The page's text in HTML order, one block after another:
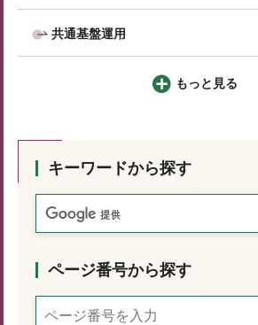
共通基盤運用
もっと見る
キーワードから探す
ページ番号から探す